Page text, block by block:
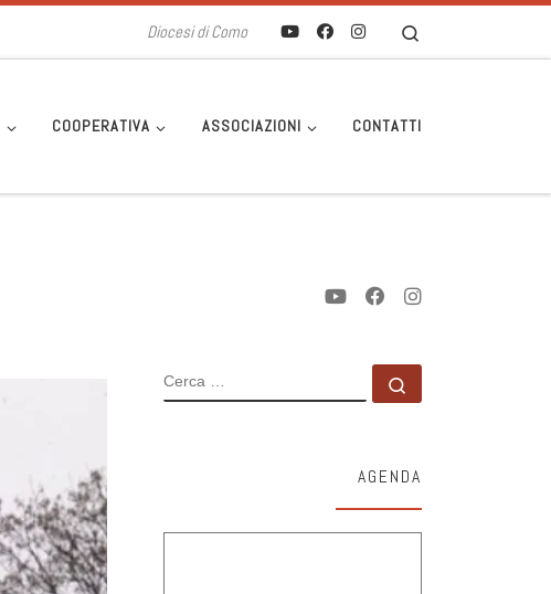
Diocesi di Como
COOPERATIVA ASSOCIAZIONI CONTATTI
CERCA
AGENDA